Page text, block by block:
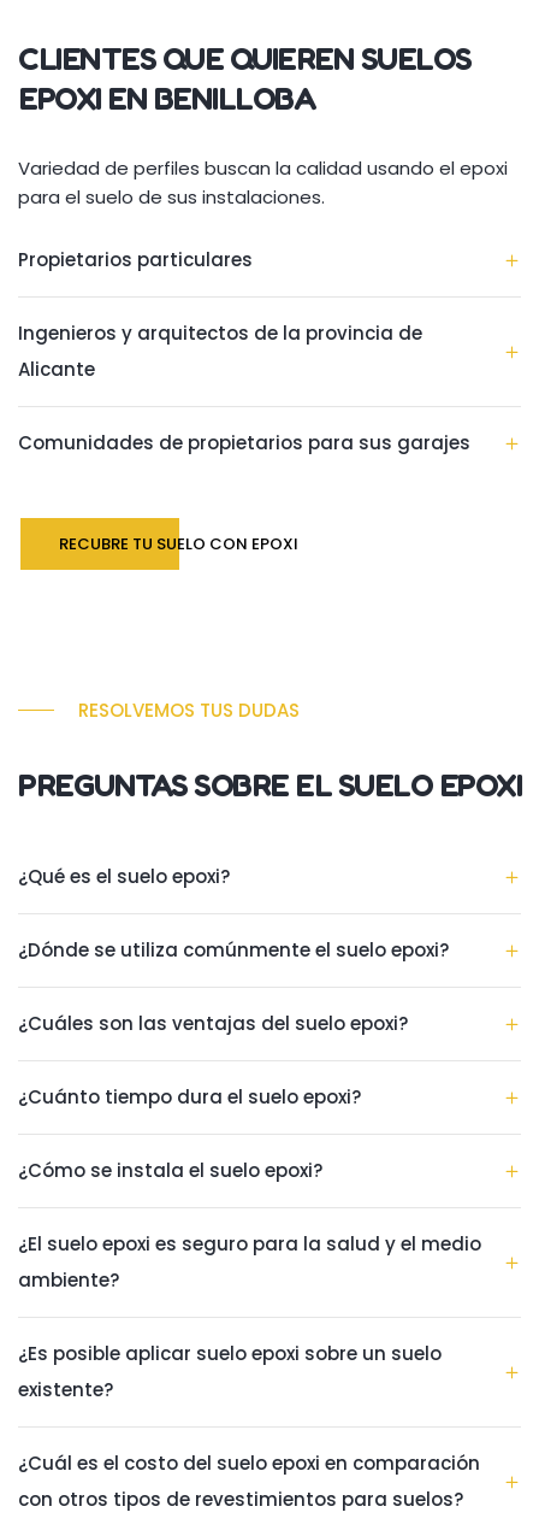
CLIENTES QUE QUIEREN SUELOS
EPOXI EN BENILLOBA
Variedad de perfiles buscan la calidad usando el epoxi
para el suelo de sus instalaciones.
Propietarios particulares
Ingenieros y arquitectos de la provincia de
Alicante
Comunidades de propietarios para sus garajes
RECUBRE TU SUELO CON EPOXI
RESOLVEMOS TUS DUDAS
PREGUNTAS SOBRE EL SUELO EPOXI
¿Qué es el suelo epoxi?
¿Dónde se utiliza comúnmente el suelo epoxi?
¿Cuáles son las ventajas del suelo epoxi?
¿Cuánto tiempo dura el suelo epoxi?
¿Cómo se instala el suelo epoxi?
¿El suelo epoxi es seguro para la salud y el medio
ambiente?
¿Es posible aplicar suelo epoxi sobre un suelo
existente?
¿Cuál es el costo del suelo epoxi en comparación
con otros tipos de revestimientos para suelos?